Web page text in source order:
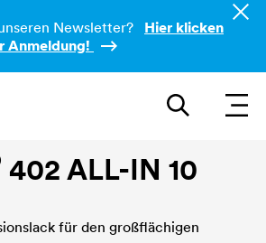
Newsletter?
Hier klicken
Anmeldung!
402 ALL-IN 10
für den großflächigen